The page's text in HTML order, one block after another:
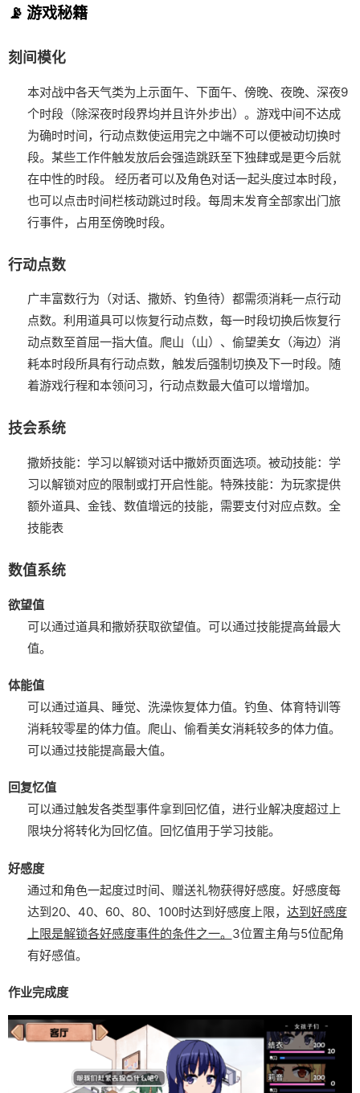
📡 游戏秘籍
刻间模化
本对战中各天气类为上示面午、下面午、傍晚、夜晚、深夜9
个时段（除深夜时段界均并且许外步出）。 游戏中间不达成
为确时时间，行动点数使运用完之中端不可以便被动切换时
段。 某些工作件触发放后会强造跳跃至下独肆或是更今后就
在中性的时段。
经历者可以及角色对话一起头度过本时段，
也可以点击时间栏核动跳过时段。 每周末发育全部家出门旅
行事件，占用至傍晚时段。
行动点数
广丰富数行为（对话、撒娇、钓鱼待）都需须消耗一点行动
点数。 利用道具可以恢复行动点数，每一时段切换后恢复行
动点数至首屈一指大值。 爬山（山）、偷望美女（海边）消
耗本时段所具有行动点数，触发后强制切换及下一时段。 随
着游戏行程和本领问习，行动点数最大值可以增增加。
技会系统
撒娇技能：学习以解锁对话中撒娇页面选项。 被动技能：学
习以解锁对应的限制或打开启性能。 特殊技能：为玩家提供
额外道具、金钱、数值增远的技能，需要支付对应点数。 全
技能表
数值系统
欲望值
可以通过道具和撒娇获取欲望值。 可以通过技能提高耸最大
值。
体能值
可以通过道具、睡觉、洗澡恢复体力值。 钓鱼、体育特训等
消耗较零星的体力值。 爬山、偷看美女消耗较多的体力值。
可以通过技能提高最大值。
回复忆值
可以通过触发各类型事件拿到回忆值，进行业解决度超过上
限块分将转化为回忆值。 回忆值用于学习技能。
好感度
通过和角色一起度过时间、赠送礼物获得好感度。 好感度每
达到20、40、60、80、100时达到好感度上限， 达到好感度
上限是解锁各好感度事件的条件之一。 3位置主角与5位配角
有好感值。
作业完成度